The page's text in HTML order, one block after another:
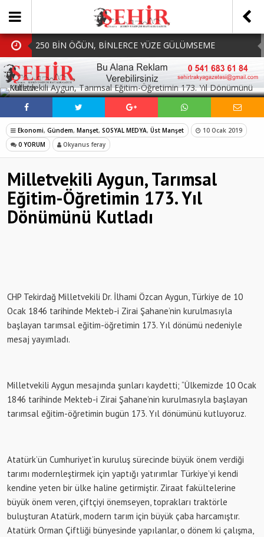
250 BİN ÖĞÜN, BİNLERCE YÜZE GÜLÜMSEME
BAŞKAN MÜGE YILDIZ TOPAK: ‘SOSYAL
BELEDİYECİLİKTE HİÇBİR HEMŞERİMİZİ YALNIZ
BIRAKMIYORUZ!’
MHP Çorlu İlçe Teşkilatında Yeni Dönem Başladı:
Mazbatalar Alındı
Dolu Vurdu, Büyükşehir Üreticiyi Yalnız Bırakmadı
SOFRALARDA BEREKETİ, GÖNÜLLERDE DAYANIŞMAYI
SOSYAL MEDYADA PAYLAŞ
Ekonomi, Gündem, Manşet, SOSYAL MEDYA, Üst Manşet
10 Ocak 2019
0 YORUM
Okyanus feray
Milletvekili Aygun, Tarımsal
Eğitim-Öğretimin 173. Yıl
Dönümünü Kutladı
CHP Tekirdağ Milletvekili Dr. İlhami Özcan Aygun, Türkiye de 10
Ocak 1846 tarihinde Mekteb-i Zirai Şahane’nin kurulmasıyla
başlayan tarımsal eğitim-öğretimin 173. Yıl dönümü nedeniyle
mesaj yayımladı.
Milletvekili Aygun mesajında şunları kaydetti; “Ülkemizde 10 Ocak
1846 tarihinde Mekteb-i Zirai Şahane’nin kurulmasıyla başlayan
tarımsal eğitim-öğretimin bugün 173. Yıl dönümünü kutluyoruz.
Atatürk’ün Cumhuriyet’in kuruluş sürecinde büyük önem verdiği
tarımı modernleştirmek için yaptığı yatırımlar Türkiye’yi kendi
kendine yeten bir ülke haline getirmiştir. Ziraat fakültelerine
büyük önem veren, çiftçiyi önemseyen, toprakları traktörle
buluşturan Atatürk, modern tarım için büyük çaba harcamıştır.
Atatürk Orman Çiftliği bünyesinde yapılanlar, o dönem ki çalışma,